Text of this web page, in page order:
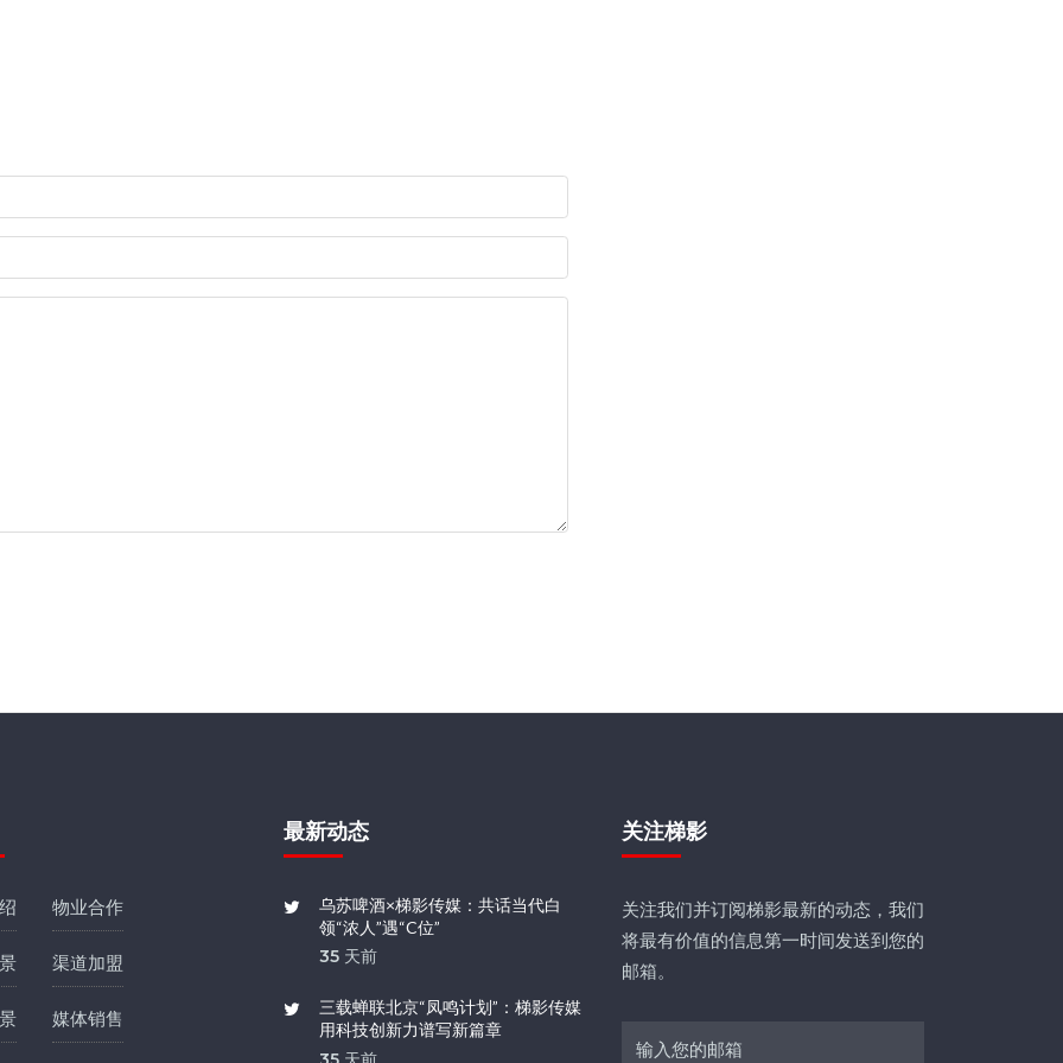
物业合作
渠道加盟
媒体销售
最新动态
乌苏啤酒×梯影传媒：共话当代白
领“浓人”遇“C位”
35 天前
三载蝉联北京“凤鸣计划”：梯影传媒
用科技创新力谱写新篇章
关注梯影
关注我们并订阅梯影最新的动态，我们
将最有价值的信息第一时间发送到您的
邮箱。